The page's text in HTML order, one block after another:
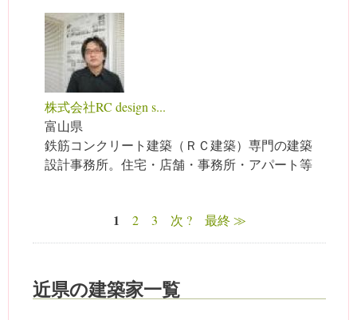
株式会社RC design s...
富山県
鉄筋コンクリート建築（ＲＣ建築）専門の建築
設計事務所。住宅・店舗・事務所・アパート等
1 2 3 次 ? 最終 ≫
近県の建築家一覧